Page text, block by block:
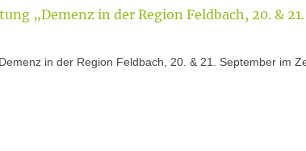
„Demenz in der Region Feldbach, 20. & 21.
in der Region Feldbach, 20. & 21. September im